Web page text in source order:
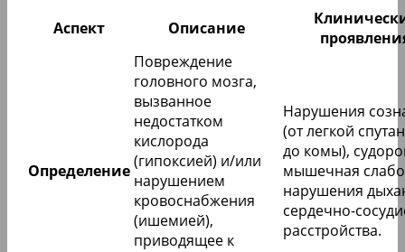
Аспект Описание
Определение
Повреждение
головного мозга,
вызванное
недостатком
кислорода
(гипоксией) и/или
нарушением
кровоснабжения
(ишемией),
приводящее к
Нарушения
(от легкой
до комы),
мышечная
нарушения
сердечно-
расстройства.